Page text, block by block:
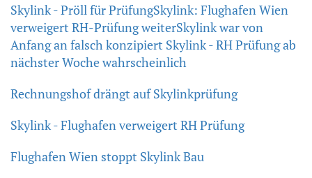
Skylink - Pröll für PrüfungSkylink: Flughafen Wien
verweigert RH-Prüfung weiterSkylink war von
Anfang an falsch konzipiert Skylink - RH Prüfung ab
nächster Woche wahrscheinlich
Rechnungshof drängt auf Skylinkprüfung
Skylink - Flughafen verweigert RH Prüfung
Flughafen Wien stoppt Skylink Bau